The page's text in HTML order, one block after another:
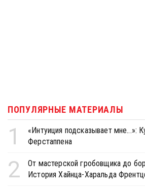
ПОПУЛЯРНЫЕ МАТЕРИАЛЫ
1
«Интуиция подсказывает мне...»:
Ферстаппена
2
От мастерской гробовщика до
История Хайнца-Харальда